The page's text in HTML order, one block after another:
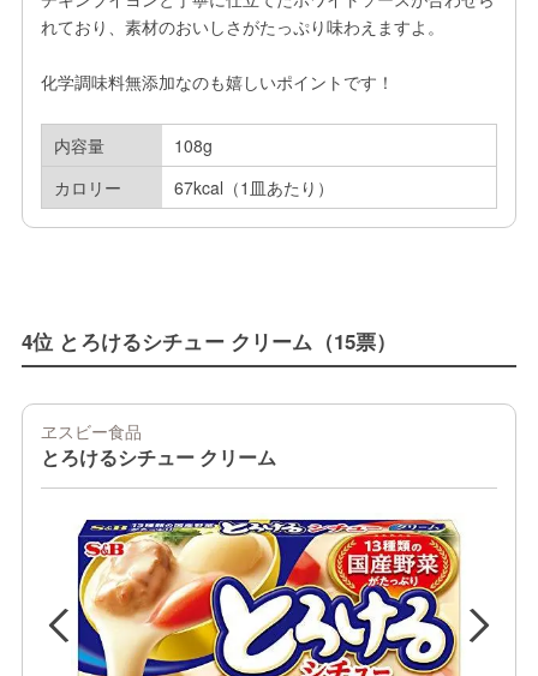
れており、素材のおいしさがたっぷり味わえますよ。
化学調味料無添加なのも嬉しいポイントです！
内容量
108g
カロリー
67kcal（1皿あたり）
4位 とろけるシチュー クリーム（15票）
ヱスビー食品
とろけるシチュー クリーム